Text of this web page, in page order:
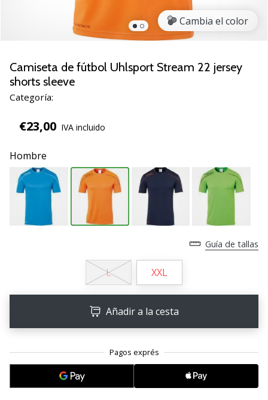
Accelerate
NITRO
SQD
5!
las
técnicas
y…
25. 11. 2024
Weplayhandball!
consideras
jugón?
¡Te
queremos
Cambia el color
Camiseta de fútbol Uhlsport Stream 22 jersey
shorts sleeve
Categoría:
€23,00 IVA incluido
Hombre
Guía de tallas
L XXL
Añadir a la cesta